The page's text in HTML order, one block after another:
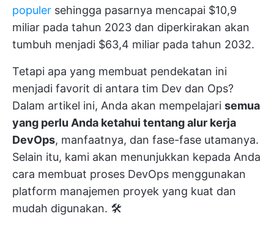
populer sehingga pasarnya mencapai $10,9
miliar pada tahun 2023 dan diperkirakan akan
tumbuh menjadi $63,4 miliar pada tahun 2032.
Tetapi apa yang membuat pendekatan ini
menjadi favorit di antara tim Dev dan Ops?
Dalam artikel ini, Anda akan mempelajari semua
yang perlu Anda ketahui tentang alur kerja
DevOps, manfaatnya, dan fase-fase utamanya.
Selain itu, kami akan menunjukkan kepada Anda
cara membuat proses DevOps menggunakan
platform manajemen proyek yang kuat dan
mudah digunakan. 🛠